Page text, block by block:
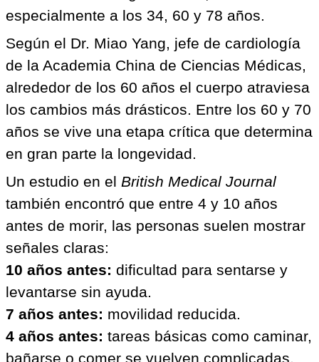
especialmente a los 34, 60 y 78 años.
Según el Dr. Miao Yang, jefe de cardiología
de la Academia China de Ciencias Médicas,
alrededor de los 60 años el cuerpo atraviesa
los cambios más drásticos. Entre los 60 y 70
años se vive una etapa crítica que determina
en gran parte la longevidad.
Un estudio en el British Medical Journal
también encontró que entre 4 y 10 años
antes de morir, las personas suelen mostrar
señales claras:
10 años antes: dificultad para sentarse y
levantarse sin ayuda.
7 años antes: movilidad reducida.
4 años antes: tareas básicas como caminar,
bañarse o comer se vuelven complicadas.